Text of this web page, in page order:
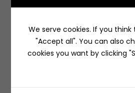
We serve cookies. If you
"Accept all". You can also
cookies you want by clicking